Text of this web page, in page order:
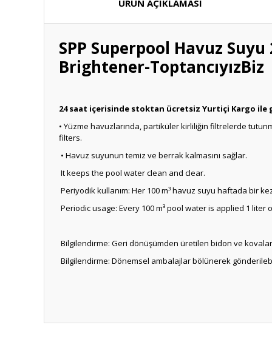
ÜRÜN AÇIKLAMASI
SPP Superpool Havuz Suyu
Brightener-ToptancıyızBiz
24 saat içerisinde stoktan ücretsiz Yurtiçi Kargo ile
• Yüzme havuzlarında, partiküler kirliliğin filtrelerde
filters.
• Havuz suyunun temiz ve berrak kalmasını sağlar.
It keeps the pool water clean and clear.
Periyodik kullanım: Her 100 m³ havuz suyu haftada bir
Periodic usage: Every 100 m³ pool water is applied 1 liter
Bilgilendirme: Geri dönüşümden üretilen bidon ve
Bilgilendirme: Dönemsel ambalajlar bölünerek